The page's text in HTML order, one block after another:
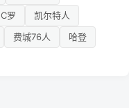
C罗
凯尔特人
费城76人
哈登